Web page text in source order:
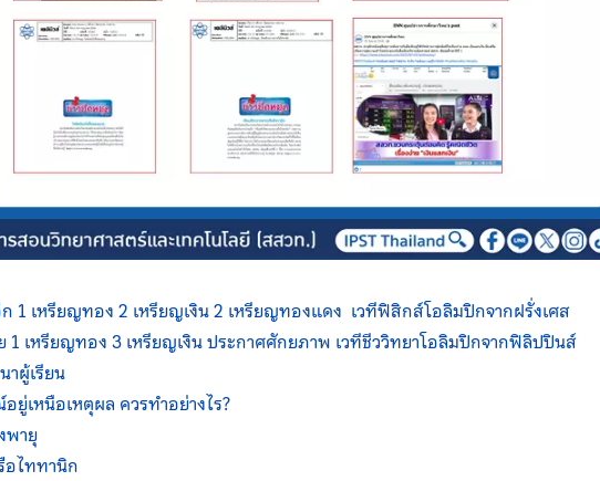
1 เหรียญทอง2 เหรียญเงิน2 เหรียญทองแดง เวทีฟิสิกส์โอลิมปิกจากฝรั่งเศส
1 เหรียญทอง3เหรียญเงิน ประกาศศักยภาพ เวทีชีววิทยาโอลิมปิกจากฟิลิปปินส์
ผู้เรียน
ยู่เหนือเหตุผล ควรทำอย่างไร?
พายุ
อไททานิก